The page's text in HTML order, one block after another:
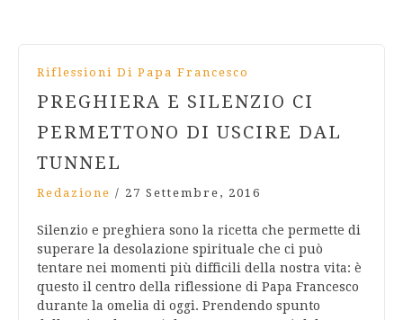
Riflessioni Di Papa Francesco
PREGHIERA E SILENZIO CI
PERMETTONO DI USCIRE DAL
TUNNEL
Redazione / 27 Settembre, 2016
Silenzio e preghiera sono la ricetta che permette di
superare la desolazione spirituale che ci può
tentare nei momenti più difficili della nostra vita: è
questo il centro della riflessione di Papa Francesco
durante la omelia di oggi. Prendendo spunto